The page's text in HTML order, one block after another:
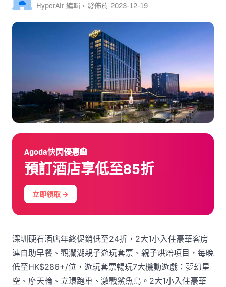
HyperAir 編輯・發佈於 2023-12-19
Agoda快閃優惠🏨
預訂酒店享低至85折
立即領取 →
深圳硬石酒店年終促銷低至24折，2大1小入住豪華客房
連自助早餐、觀瀾湖親子遊玩套票、親子烘焙項目，每晚
低至HK$286+/位，遊玩套票暢玩7大機動遊戲：夢幻星
空、摩天輪、立環跑車、激戰鯊魚島。2大1小入住豪華